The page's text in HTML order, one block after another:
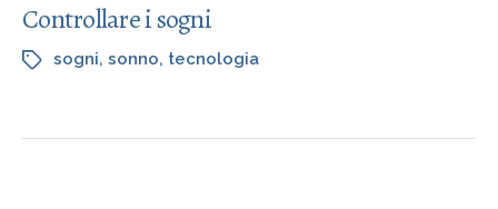
Controllare i sogni
sogni, sonno, tecnologia